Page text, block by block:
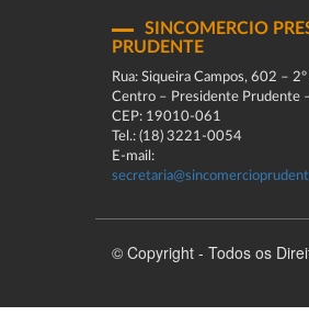
SINCOMERCIO
PRUDENTE
Rua: Siqueira Campos, 602 –
Centro – Presidente Prudente
CEP: 19010-061
Tel.: (18) 3221-0054
E-mail:
© Copyright - Todos os